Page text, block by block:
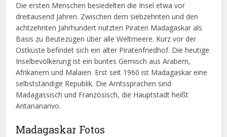
Die ersten Menschen besiedelten die Insel etwa vor
dreitausend Jahren. Zwischen dem siebzehnten und den
achtzehnten Jahrhundert nutzten Piraten Madagaskar als
Basis zu Beutezügen über alle Weltmeere. Kurz vor der
Ostküste befindet sich ein alter Piratenfriedhof. Die heutige
Inselbevölkerung ist ein buntes Gemisch aus Arabern,
Afrikanern und Malaien. Erst seit 1960 ist Madagaskar eine
selbstständige Republik. Die Amtssprachen sind
Madagassisch und Französisch, die Hauptstadt heißt
Antananarivo.
Madagaskar Fotos